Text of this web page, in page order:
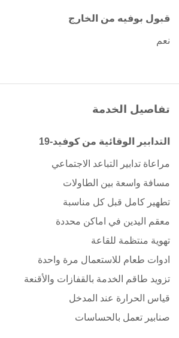
قبول بوفيه من الخارج
نعم
تفاصيل الخدمة
التدابير الوقائية من كوفيد-19
مراعاة تدابير التباعد الاجتماعي
مسافة واسعة بين الطاولات
تطهير كامل قبل كل مناسبة
معقم اليدين في اماكن محددة
تهوية منتظمة للقاعة
ادوات طعام للاستعمال مرة واحدة
تزويد طاقم الخدمة بالقفازات والأقنعة
قياس الحرارة عند المدخل
صنابير تعمل بالحساسات